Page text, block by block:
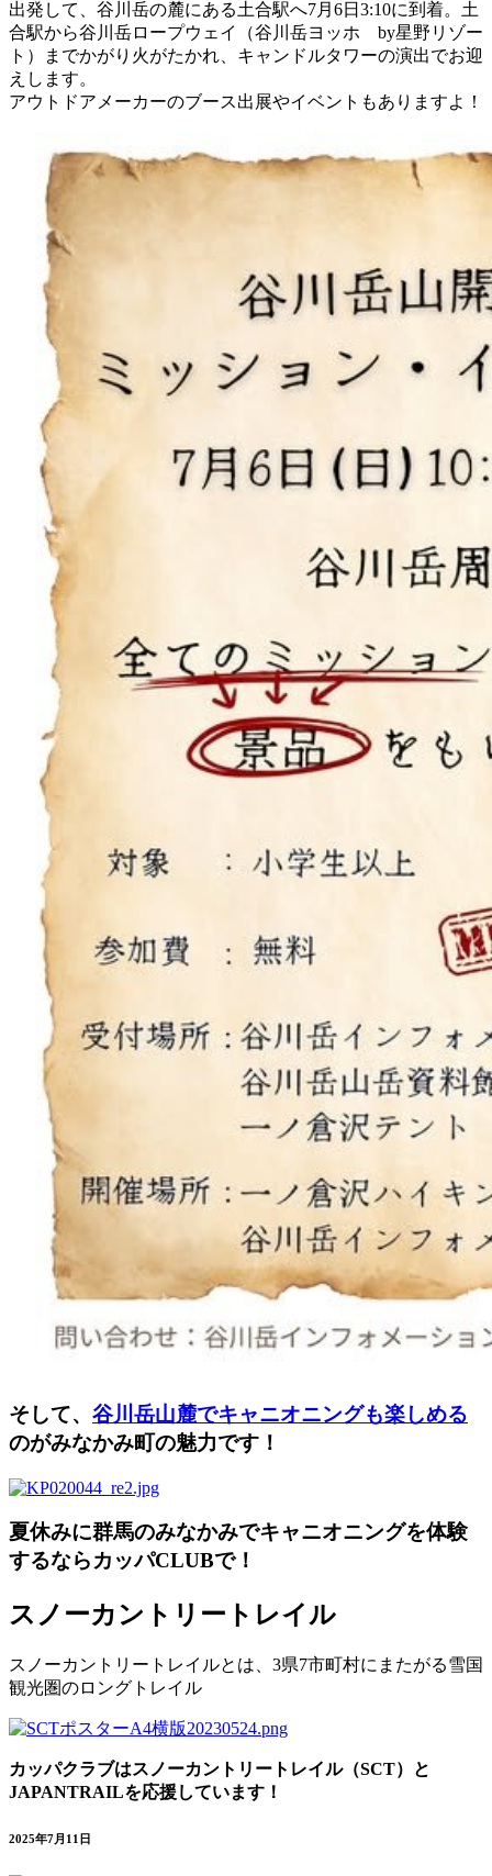
出発して、谷川岳の麓にある土合駅へ7月6日3:10に到着。土
合駅から谷川岳ロープウェイ（谷川岳ヨッホ by星野リゾー
ト）までかがり火がたかれ、キャンドルタワーの演出でお迎
えします。
アウトドアメーカーのブース出展やイベントもありますよ！
そして、 谷川岳山麓でキャニオニングも楽しめる
のがみなかみ町の魅力です！
夏休みに群馬のみなかみでキャニオニングを体験
するならカッパCLUBで！
スノーカントリートレイル
スノーカントリートレイルとは、3県7市町村にまたがる雪国
観光圏のロングトレイル
カッパクラブはスノーカントリートレイル（SCT）と
JAPANTRAILを応援しています！
2025年7月11日